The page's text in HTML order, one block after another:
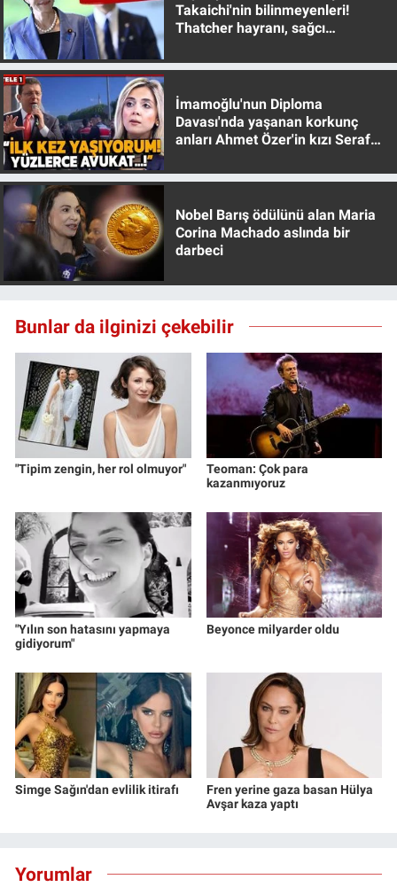
Takaichi'nin bilinmeyenleri!
Thatcher hayranı, sağcı
İmamoğlu'nun Diploma
Davası'nda yaşanan korkunç
anları Ahmet Özer'in kızı Seraf
Nobel Barış ödülünü alan Maria
Corina Machado aslında bir
darbeci
Bunlar da ilginizi çekebilir
"Tipim zengin, her rol olmuyor"
Teoman: Çok para
kazanmıyoruz
"Yılın son hatasını yapmaya
gidiyorum"
Beyonce milyarder oldu
Simge Sağın'dan evlilik itirafı
Fren yerine gaza basan Hülya
Avşar kaza yaptı
Yorumlar